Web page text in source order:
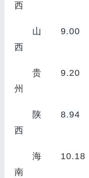
西
山
西
9.00
贵
州
9.20
陕
西
8.94
海
南
10.18